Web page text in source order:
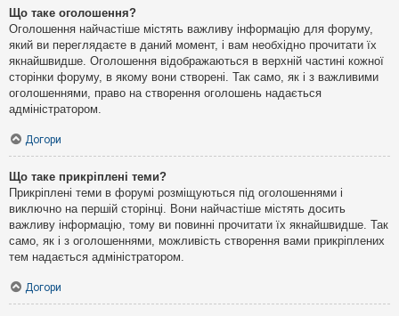
Що таке оголошення?
Оголошення найчастіше містять важливу інформацію для форуму,
який ви переглядаєте в даний момент, і вам необхідно прочитати їх
якнайшвидше. Оголошення відображаються в верхній частині кожної
сторінки форуму, в якому вони створені. Так само, як і з важливими
оголошеннями, право на створення оголошень надається
адміністратором.
Догори
Що таке прикріплені теми?
Прикріплені теми в форумі розміщуються під оголошеннями і
виключно на першій сторінці. Вони найчастіше містять досить
важливу інформацію, тому ви повинні прочитати їх якнайшвидше. Так
само, як і з оголошеннями, можливість створення вами прикріплених
тем надається адміністратором.
Догори